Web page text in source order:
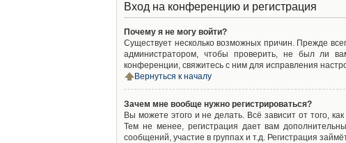
Вход на конференцию и регистрация
Почему я не могу войти?
Существует несколько возможных причин. Прежде
администратором, чтобы проверить, не был ли
конференции, свяжитесь с ним для исправления
Вернуться к началу
Зачем мне вообще нужно регистрироваться?
Вы можете этого и не делать. Всё зависит от того,
Тем не менее, регистрация дает вам
сообщений, участие в группах и т.д. Регистрация